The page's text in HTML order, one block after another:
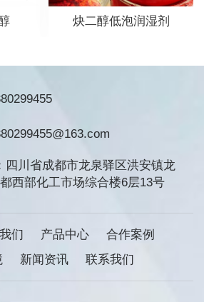
炔二醇低泡润湿剂
四川省成都市龙泉驿区洪安镇龙
西部化工市场综合楼6层13号
们 产品中心
合作案例
新闻资讯 联系我们